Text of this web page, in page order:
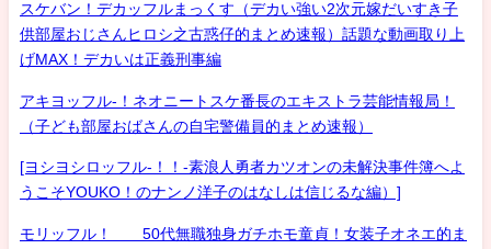
スケバン！デカッフルまっくす（デカい強い2次元嫁だいすき子
供部屋おじさんヒロシ之古惑仔的まとめ速報）話題な動画取り上
げMAX！デカいは正義刑事編
アキヨッフル-！ネオニートスケ番長のエキストラ芸能情報局！
（子ども部屋おばさんの自宅警備員的まとめ速報）
[ヨシヨシロッフル-！！-素浪人勇者カツオンの未解決事件簿へよ
うこそYOUKO！のナンノ洋子のはなしは信じるな編）]
モリッフル！ 50代無職独身ガチホモ童貞！女装子オネエ的ま